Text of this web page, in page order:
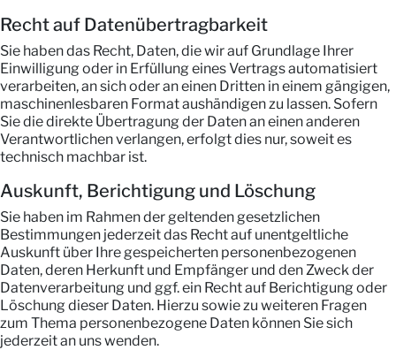
Recht auf Daten­übertrag­barkeit
Sie haben das Recht, Daten, die wir auf Grundlage Ihrer
Einwilligung oder in Erfüllung eines Vertrags automatisiert
verarbeiten, an sich oder an einen Dritten in einem gängigen,
maschinenlesbaren Format aushändigen zu lassen. Sofern
Sie die direkte Übertragung der Daten an einen anderen
Verantwortlichen verlangen, erfolgt dies nur, soweit es
technisch machbar ist.
Auskunft, Berichtigung und Löschung
Sie haben im Rahmen der geltenden gesetzlichen
Bestimmungen jederzeit das Recht auf unentgeltliche
Auskunft über Ihre gespeicherten personenbezogenen
Daten, deren Herkunft und Empfänger und den Zweck der
Datenverarbeitung und ggf. ein Recht auf Berichtigung oder
Löschung dieser Daten. Hierzu sowie zu weiteren Fragen
zum Thema personenbezogene Daten können Sie sich
jederzeit an uns wenden.